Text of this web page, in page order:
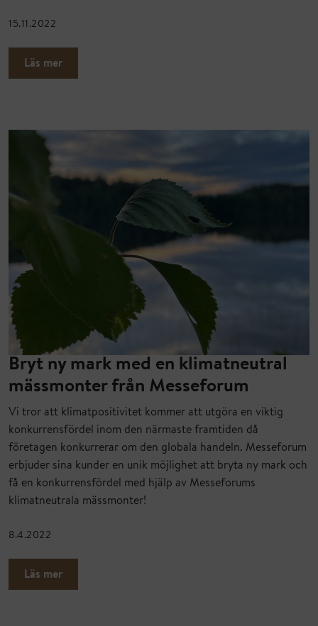
15.11.2022
Läs mer
Bryt ny mark med en klimatneutral
mässmonter från Messeforum
Vi tror att klimatpositivitet kommer att utgöra en viktig
konkurrensfördel inom den närmaste framtiden då
företagen konkurrerar om den globala handeln. Messeforum
erbjuder sina kunder en unik möjlighet att bryta ny mark och
få en konkurrensfördel med hjälp av Messeforums
klimatneutrala mässmonter!
8.4.2022
Läs mer